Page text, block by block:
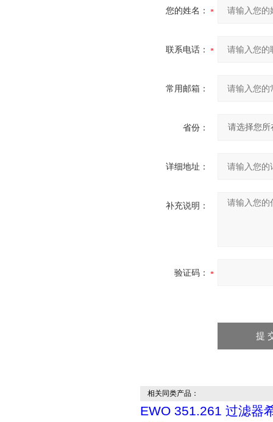
您的姓名：
联系电话：
常用邮箱：
省份：
详细地址：
补充说明：
验证码：
相关同类产品：
EWO 351.261 过滤器